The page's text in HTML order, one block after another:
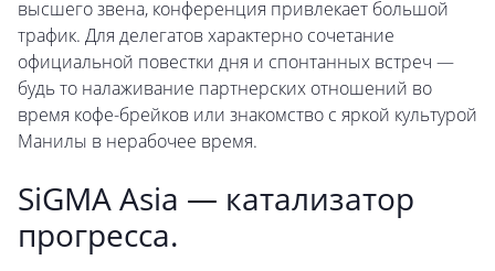
высшего звена, конференция привлекает большой
трафик. Для делегатов характерно сочетание
официальной повестки дня и спонтанных встреч —
будь то налаживание партнерских отношений во
время кофе-брейков или знакомство с яркой культурой
Манилы в нерабочее время.
SiGMA Asia — катализатор
прогресса.